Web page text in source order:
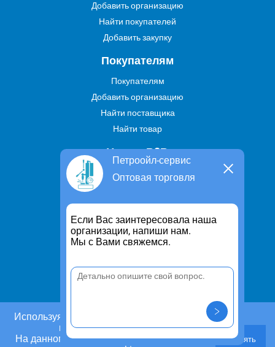
Петроойл-сервис
Оптовая торговля
Если Вас заинтересовала наша
организации, напиши нам.
Мы с Вами свяжемся.
Используя этот сайт, Вы даете согласие на
использование cookies.
На данном этапе Вы можете отказаться от
Принять
Добавить организацию
Найти покупателей
Добавить закупку
Покупателям
Покупателям
Добавить организацию
Найти поставщика
Найти товар
Услуги В2В
Найти услугу
Предложить свою услугу
Дропшиппинг
Транспортные услуги
Информация
Политика конфиденциальности
Контакты